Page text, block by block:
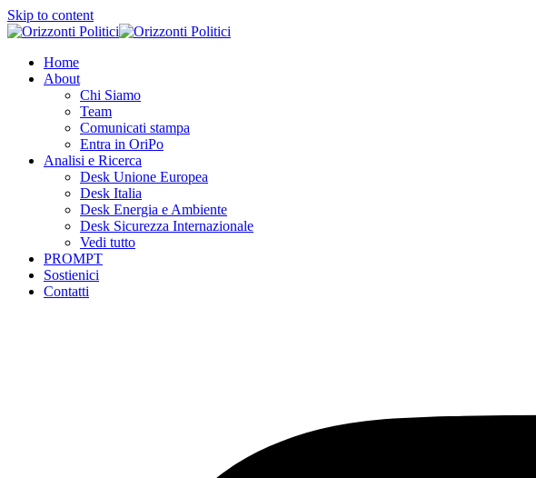
Skip to content
Home
About
Chi Siamo
Team
Comunicati stampa
Entra in OriPo
Analisi e Ricerca
Desk Unione Europea
Desk Italia
Desk Energia e Ambiente
Desk Sicurezza Internazionale
Vedi tutto
PROMPT
Sostienici
Contatti